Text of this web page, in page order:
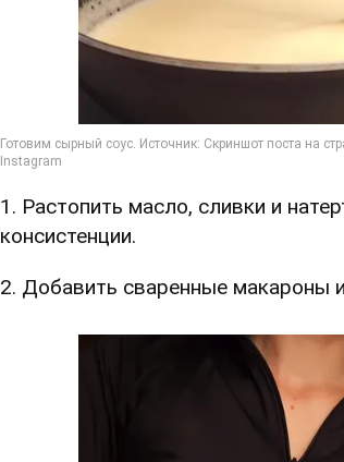
1. Растопить масло, сливки и
консистенции.
2. Добавить сваренные макароны